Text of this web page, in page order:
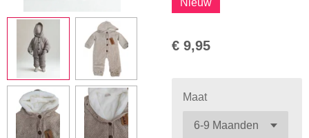
Nieuw
€ 9,95
Maat